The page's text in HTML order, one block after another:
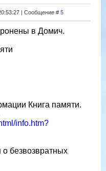
| Сообщение # 5
в Домич.
Книга памяти.
info.htm?
безвозвратных